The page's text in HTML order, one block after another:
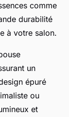
comme
durabilité
à votre salon.
un
épuré
ou
et